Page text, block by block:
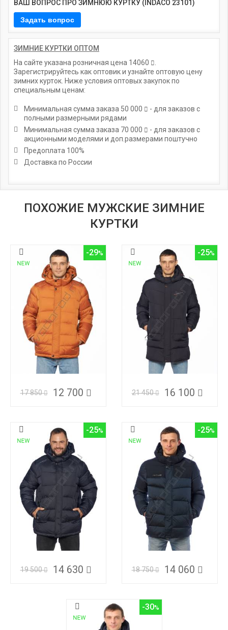
ВАШ ВОПРОС ПРО ЗИМНЮЮ КУРТКУ (INDACO 23101)
ЗИМНИЕ КУРТКИ ОПТОМ
На сайте указана розничная цена 14060
Зарегистрируйтесь как оптовик и узнайте оптовую цену
зимних курток. Ниже условия оптовых закупок по
специальным ценам:
Минимальная сумма заказа 50 000
- для заказов с
полными размерными рядами
Минимальная сумма заказа 70 000
- для заказов с
акционными моделями и доп.размерами поштучно
Предоплата 100%
Доставка по России
ПОХОЖИЕ МУЖСКИЕ ЗИМНИЕ
КУРТКИ
-29
17 850 12 700
-25
21 450 16 100
-25
19 500 14 630
-25
18 750 14 060
-30